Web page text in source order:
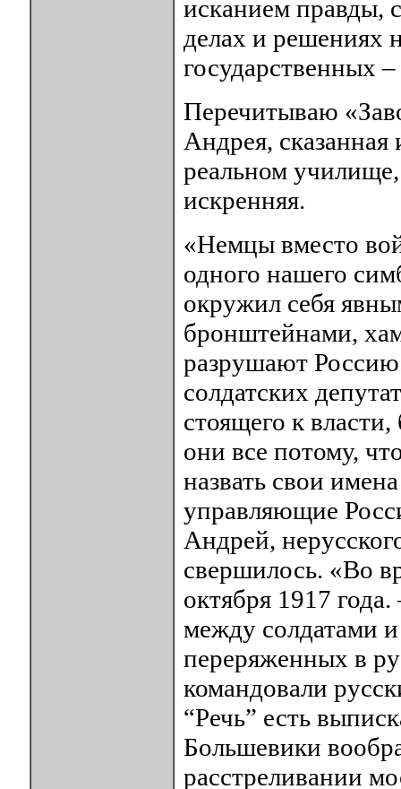
исканием правды,
делах и решениях
государственных
Перечитываю
Андрея,
реальном
искренняя.
«Немцы вместо
одного нашего
окружил себя
бронштейнами,
разрушают
солдатских
стоящего к
они все потому,
назвать свои
управляющие
Андрей,
свершилось. «Во
октября 1917
между солдатами
переряженных в
командовали
“Речь” есть
Большевики
расстреливании